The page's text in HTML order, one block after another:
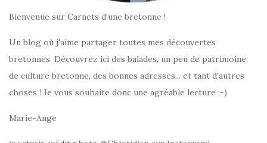
Bienvenue sur Carnets d'une bretonne !
Un blog où j'aime partager toutes mes découvertes
bretonnes. Découvrez ici des balades, un peu de patrimoine,
de culture bretonne, des bonnes adresses... et tant d'autres
choses ! Je vous souhaite donc une agréable lecture ;-)
Marie-Ange